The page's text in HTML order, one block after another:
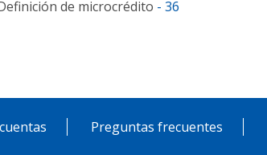
de microcrédito - 36
Preguntas frecuentes